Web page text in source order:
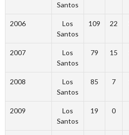
Santos
2006
Los
Santos
109 22
2007
Los
Santos
79 15
2008
Los
Santos
85 7
2009
Los
Santos
19 0